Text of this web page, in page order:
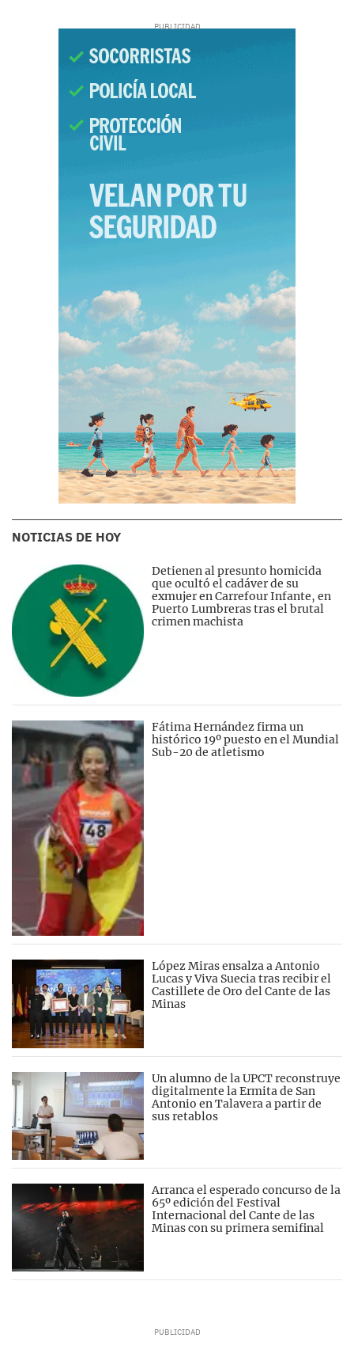
NOTICIAS DE HOY
Detienen al presunto homicida
que ocultó el cadáver de su
exmujer en Carrefour Infante, en
Puerto Lumbreras tras el brutal
crimen machista
Fátima Hernández firma un
histórico 19º puesto en el Mundial
Sub-20 de atletismo
López Miras ensalza a Antonio
Lucas y Viva Suecia tras recibir el
Castillete de Oro del Cante de las
Minas
Un alumno de la UPCT reconstruye
digitalmente la Ermita de San
Antonio en Talavera a partir de
sus retablos
Arranca el esperado concurso de la
65º edición del Festival
Internacional del Cante de las
Minas con su primera semifinal